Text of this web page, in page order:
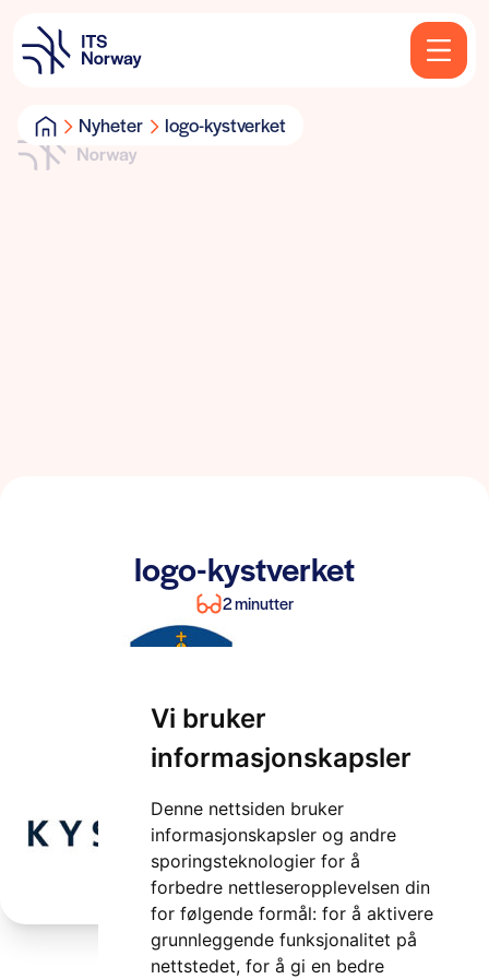
Vi bruker
informasjonskapsler
Denne nettsiden bruker
informasjonskapsler og andre
sporingsteknologier for å
forbedre nettleseropplevelsen din
for følgende formål: for å aktivere
grunnleggende funksjonalitet på
nettstedet, for å gi en bedre
Nyheter logo-kystverket
logo-kystverket
2 minutter